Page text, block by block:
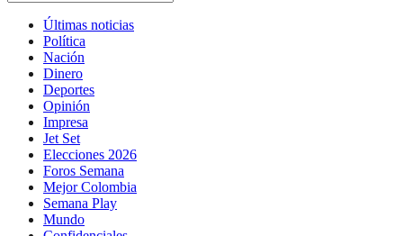
Últimas noticias
Política
Nación
Dinero
Deportes
Opinión
Impresa
Jet Set
Elecciones 2026
Foros Semana
Mejor Colombia
Semana Play
Mundo